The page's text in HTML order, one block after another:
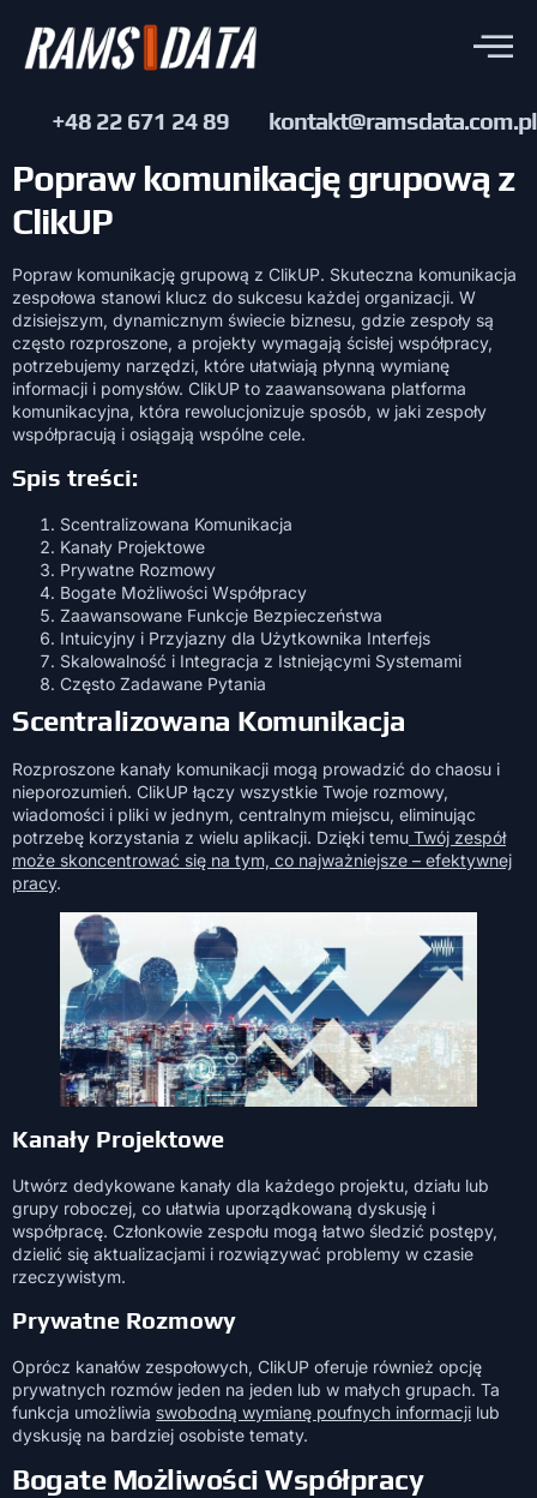
+48 22 671 24 89 kontakt@ramsdata.com.pl
Popraw komunikację grupową z
ClikUP
Popraw komunikację grupową z ClikUP. Skuteczna komunikacja
zespołowa stanowi klucz do sukcesu każdej organizacji. W
dzisiejszym, dynamicznym świecie biznesu, gdzie zespoły są
często rozproszone, a projekty wymagają ścisłej współpracy,
potrzebujemy narzędzi, które ułatwiają płynną wymianę
informacji i pomysłów. ClikUP to zaawansowana platforma
komunikacyjna, która rewolucjonizuje sposób, w jaki zespoły
współpracują i osiągają wspólne cele.
Spis treści:
Scentralizowana Komunikacja
Kanały Projektowe
Prywatne Rozmowy
Bogate Możliwości Współpracy
Zaawansowane Funkcje Bezpieczeństwa
Intuicyjny i Przyjazny dla Użytkownika Interfejs
Skalowalność i Integracja z Istniejącymi Systemami
Często Zadawane Pytania
Scentralizowana Komunikacja
Rozproszone kanały komunikacji mogą prowadzić do chaosu i
nieporozumień. ClikUP łączy wszystkie Twoje rozmowy,
wiadomości i pliki w jednym, centralnym miejscu, eliminując
potrzebę korzystania z wielu aplikacji. Dzięki temu Twój zespół
może skoncentrować się na tym, co najważniejsze – efektywnej
pracy.
Kanały Projektowe
Utwórz dedykowane kanały dla każdego projektu, działu lub
grupy roboczej, co ułatwia uporządkowaną dyskusję i
współpracę. Członkowie zespołu mogą łatwo śledzić postępy,
dzielić się aktualizacjami i rozwiązywać problemy w czasie
rzeczywistym.
Prywatne Rozmowy
Oprócz kanałów zespołowych, ClikUP oferuje również opcję
prywatnych rozmów jeden na jeden lub w małych grupach. Ta
funkcja umożliwia swobodną wymianę poufnych informacji lub
dyskusję na bardziej osobiste tematy.
Bogate Możliwości Współpracy